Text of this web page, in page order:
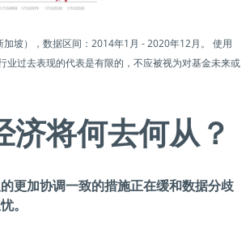
坡），数据区间：2014年1月 - 2020年12月。 使用
业过去表现的代表是有限的，不应被视为对基金未来或
济将何去何从？
更加协调一致的措施正在缓和数据分歧
。